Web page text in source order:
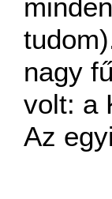
nagy
volt: a
Az